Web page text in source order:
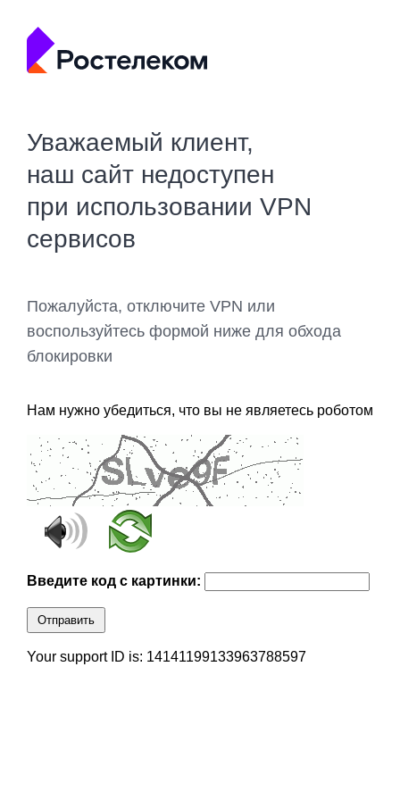
Уважаемый клиент,
наш сайт недоступен
при использовании VPN
сервисов
Пожалуйста, отключите VPN или
воспользуйтесь формой ниже для обхода
блокировки
Нам нужно убедиться, что вы не являетесь роботом
Введите код с картинки:
Отправить
Your support ID is: 14141199133963788597